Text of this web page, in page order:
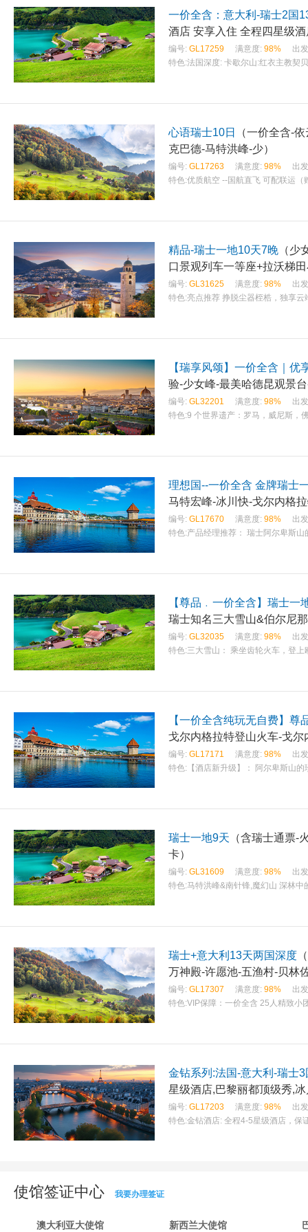
一价全含：意大利-瑞士2国
编号: GL17259 满意度: 98%
出
特色:法国深度: 卡歇尔山:红衣主教契
心语瑞士10日
（一价全含-
克巴德-马特洪峰-少）
编号: GL17263 满意度: 98%
出
特色:优质航空 --国航直飞 可配联运
精品-瑞士一地10天7晚 （少
口景观列车一等座+拉沃梯
编号: GL31625 满意度: 98%
出
特色:亮点推荐 挣脱尘器桎梏，独享
【瑞享风颂】一价全含｜优
验-少女峰-最美哈德昆观景
编号: GL32201 满意度: 98%
出
特色:9 个世界遗产：罗马，威尼斯，
理想国--一价全含 金牌瑞士
马特宏峰-冰川快-戈尔内格
编号: GL17670 满意度: 98%
出
特色:产品经理推荐： 瑞士阿尔卑斯
【尊品﹒一价全含】瑞士一
瑞士知名三大雪山&伯尔尼
编号: GL32035 满意度: 98%
出
特色:三大雪山： 乘坐齿轮火车，登
【一价全含纯玩无自费】尊
戈尔内格拉特登山火车-戈
编号: GL17171 满意度: 98%
出
特色: 【酒店新升级】： 阿尔卑斯山
瑞士一地9天 （含瑞士通票-
卡）
编号: GL31609 满意度: 98%
出
特色:马特洪峰&南针锋,魔幻山 深林
瑞士+意大利13天两国深度
万神殿-许愿池-五渔村-贝林
编号: GL17307 满意度: 98%
出
特色:VIP保障：一价全含 25人精致小
金钻系列:法国-意大利-瑞士
星级酒店,巴黎丽都顶级秀,
编号: GL17203 满意度: 98%
出
特色:金钻酒店: 全程4-5星级酒店，保
使馆签证中心 我要办理签证
澳大利亚大使馆 新西兰大使馆